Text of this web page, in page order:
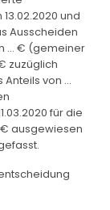
und
Ausscheiden
... € (gemeiner
zuzüglich
von ...
für die
ausgewiesen